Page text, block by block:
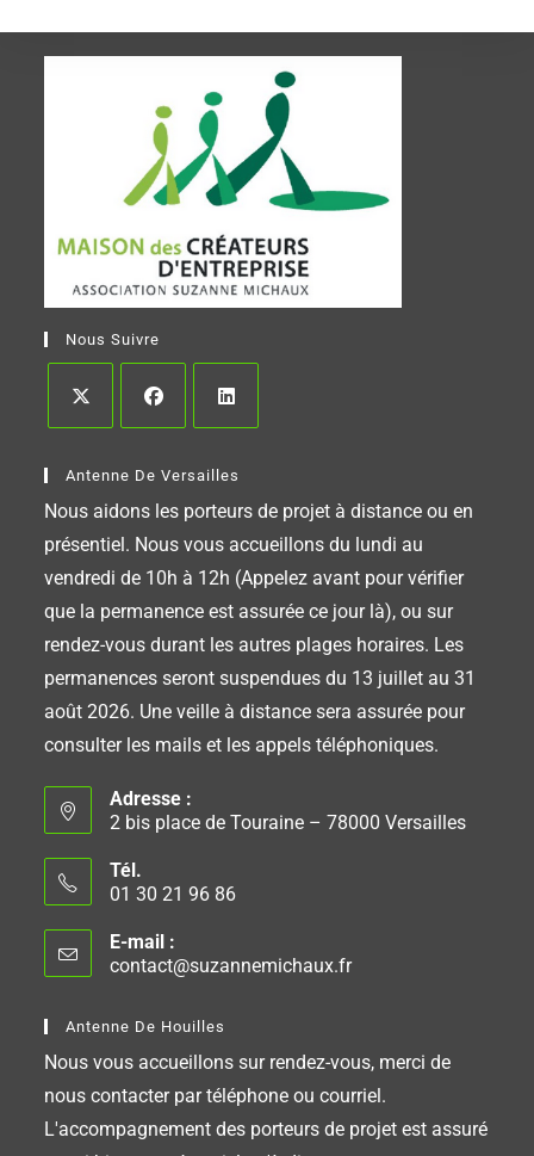
Nous Suivre
Antenne De Versailles
Nous aidons les porteurs de projet à distance ou en
présentiel. Nous vous accueillons du lundi au
vendredi de 10h à 12h (Appelez avant pour vérifier
que la permanence est assurée ce jour là), ou sur
rendez-vous durant les autres plages horaires. Les
permanences seront suspendues du 13 juillet au 31
août 2026. Une veille à distance sera assurée pour
consulter les mails et les appels téléphoniques.
Adresse :
2 bis place de Touraine – 78000 Versailles
Tél.
01 30 21 96 86
E-mail :
contact@suzannemichaux.fr
Antenne De Houilles
Nous vous accueillons sur rendez-vous, merci de
nous contacter par téléphone ou courriel.
L'accompagnement des porteurs de projet est assuré